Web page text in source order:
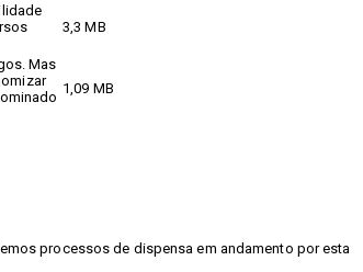
3,3 MB
Mas
1,09 MB
processos de dispensa em andamento por esta